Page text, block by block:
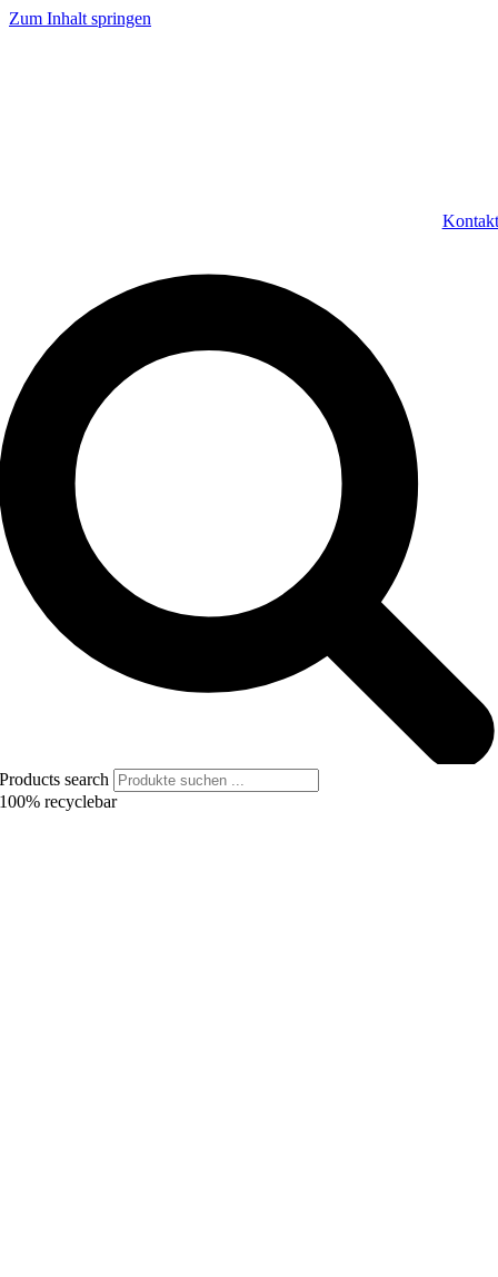
Zum Inhalt springen
Kontakt
Products search
100% recyclebar